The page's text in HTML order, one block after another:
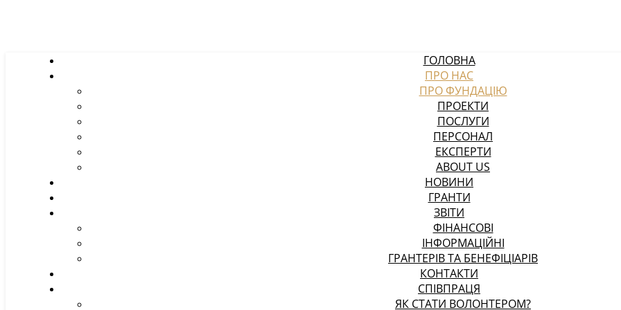
ГОЛОВНА
ПРО НАС
ПРО ФУНДАЦІЮ
ПРОЕКТИ
ПОСЛУГИ
ПЕРСОНАЛ
ЕКСПЕРТИ
ABOUT US
НОВИНИ
ГРАНТИ
ЗВІТИ
ФІНАНСОВІ
ІНФОРМАЦІЙНІ
ГРАНТЕРІВ ТА БЕНЕФІЦІАРІВ
КОНТАКТИ
СПІВПРАЦЯ
ЯК СТАТИ ВОЛОНТЕРОМ?